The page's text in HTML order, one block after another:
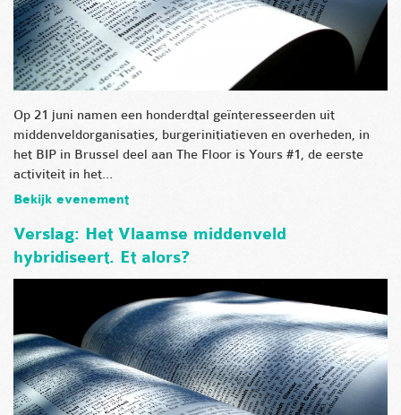
Op 21 juni namen een honderdtal geïnteresseerden uit
middenveldorganisaties, burgerinitiatieven en overheden, in
het BIP in Brussel deel aan The Floor is Yours #1, de eerste
activiteit in het…
Bekijk evenement
Verslag: Het Vlaamse middenveld
hybridiseert. Et alors?